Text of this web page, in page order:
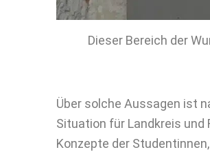
Dieser Bereich der
Über solche Aussagen ist
Situation für Landkreis und
Konzepte der